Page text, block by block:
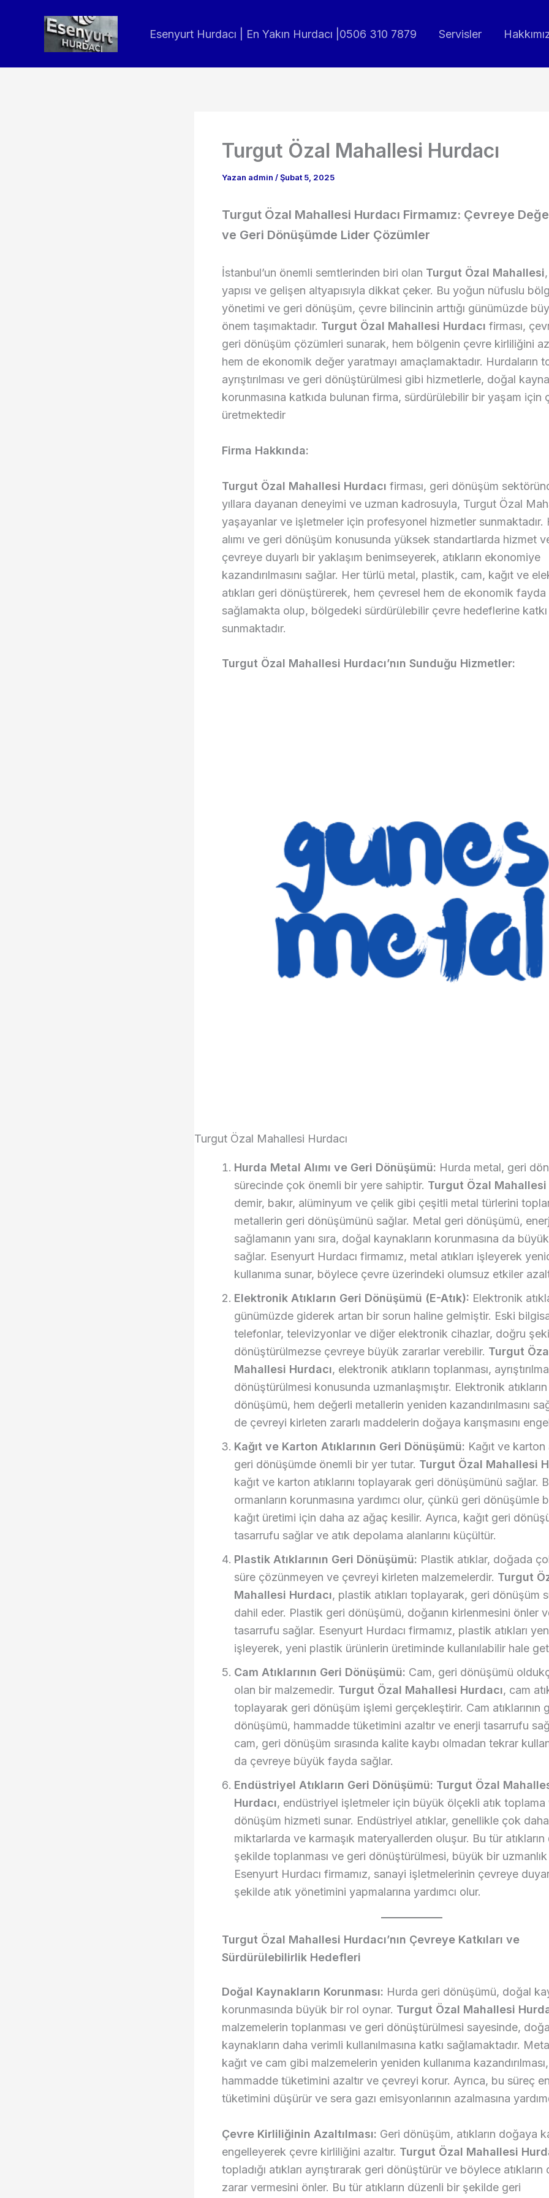
Esenyurt Hurdacı | En Yakın Hurdacı |0506 310 7879 Servisler
Turgut Özal Mahallesi Hurdacı
Yazan admin /Şubat 5, 2025
Turgut Özal Mahallesi Hurdacı Firmamız: Çevreye
ve Geri Dönüşümde Lider Çözümler
İstanbul’un önemli semtlerinden biri olan Turgut Özal Mahallesi
yapısı ve gelişen altyapısıyla dikkat çeker. Bu yoğun nüfuslu
yönetimi ve geri dönüşüm, çevre bilincinin arttığı günümüzde
önem taşımaktadır. Turgut Özal Mahallesi Hurdacı firması,
geri dönüşüm çözümleri sunarak, hem bölgenin çevre kirliliğini
hem de ekonomik değer yaratmayı amaçlamaktadır. Hurdaların
ayrıştırılması ve geri dönüştürülmesi gibi hizmetlerle, doğal
korunmasına katkıda bulunan firma, sürdürülebilir bir yaşam için
üretmektedir
Firma Hakkında:
Turgut Özal Mahallesi Hurdacı firması, geri dönüşüm
yıllara dayanan deneyimi ve uzman kadrosuyla, Turgut Özal
yaşayanlar ve işletmeler için profesyonel hizmetler sunmaktadır.
alımı ve geri dönüşüm konusunda yüksek standartlarda hizmet
çevreye duyarlı bir yaklaşım benimseyerek, atıkların ekonomiye
kazandırılmasını sağlar. Her türlü metal, plastik, cam, kağıt ve
atıkları geri dönüştürerek, hem çevresel hem de ekonomik fayda
sağlamakta olup, bölgedeki sürdürülebilir çevre hedeflerine katkı
sunmaktadır.
Turgut Özal Mahallesi Hurdacı’nın Sunduğu Hizmetler:
Turgut Özal Mahallesi Hurdacı
Hurda Metal Alımı ve Geri Dönüşümü: Hurda metal, geri
sürecinde çok önemli bir yere sahiptir. Turgut Özal Mahallesi
demir, bakır, alüminyum ve çelik gibi çeşitli metal türlerini
metallerin geri dönüşümünü sağlar. Metal geri dönüşümü,
sağlamanın yanı sıra, doğal kaynakların korunmasına da
sağlar. Esenyurt Hurdacı firmamız, metal atıkları işleyerek
kullanıma sunar, böylece çevre üzerindeki olumsuz etkiler
Elektronik Atıkların Geri Dönüşümü (E-Atık): Elektronik
günümüzde giderek artan bir sorun haline gelmiştir. Eski
telefonlar, televizyonlar ve diğer elektronik cihazlar, doğru
dönüştürülmezse çevreye büyük zararlar verebilir. Turgut
Mahallesi Hurdacı, elektronik atıkların toplanması,
dönüştürülmesi konusunda uzmanlaşmıştır. Elektronik
dönüşümü, hem değerli metallerin yeniden kazandırılmasını
de çevreyi kirleten zararlı maddelerin doğaya karışmasını
Kağıt ve Karton Atıklarının Geri Dönüşümü: Kağıt ve karton
geri dönüşümde önemli bir yer tutar. Turgut Özal Mahallesi
kağıt ve karton atıklarını toplayarak geri dönüşümünü sağlar.
ormanların korunmasına yardımcı olur, çünkü geri dönüşümle
kağıt üretimi için daha az ağaç kesilir. Ayrıca, kağıt geri
tasarrufu sağlar ve atık depolama alanlarını küçültür.
Plastik Atıklarının Geri Dönüşümü: Plastik atıklar, doğada
süre çözünmeyen ve çevreyi kirleten malzemelerdir. Turgut
Mahallesi Hurdacı, plastik atıkları toplayarak, geri dönüşüm
dahil eder. Plastik geri dönüşümü, doğanın kirlenmesini önler
tasarrufu sağlar. Esenyurt Hurdacı firmamız, plastik atıkları
işleyerek, yeni plastik ürünlerin üretiminde kullanılabilir hale
Cam Atıklarının Geri Dönüşümü: Cam, geri dönüşümü
olan bir malzemedir. Turgut Özal Mahallesi Hurdacı, cam
toplayarak geri dönüşüm işlemi gerçekleştirir. Cam atıklarının
dönüşümü, hammadde tüketimini azaltır ve enerji tasarrufu
cam, geri dönüşüm sırasında kalite kaybı olmadan tekrar
da çevreye büyük fayda sağlar.
Endüstriyel Atıkların Geri Dönüşümü: Turgut Özal
Hurdacı, endüstriyel işletmeler için büyük ölçekli atık toplama
dönüşüm hizmeti sunar. Endüstriyel atıklar, genellikle çok
miktarlarda ve karmaşık materyallerden oluşur. Bu tür atıkların
şekilde toplanması ve geri dönüştürülmesi, büyük bir
Esenyurt Hurdacı firmamız, sanayi işletmelerinin çevreye
şekilde atık yönetimini yapmalarına yardımcı olur.
Turgut Özal Mahallesi Hurdacı’nın Çevreye Katkıları ve
Sürdürülebilirlik Hedefleri
Doğal Kaynakların Korunması: Hurda geri dönüşümü, doğal
korunmasında büyük bir rol oynar. Turgut Özal Mahallesi
malzemelerin toplanması ve geri dönüştürülmesi sayesinde,
kaynakların daha verimli kullanılmasına katkı sağlamaktadır.
kağıt ve cam gibi malzemelerin yeniden kullanıma kazandırılması,
hammadde tüketimini azaltır ve çevreyi korur. Ayrıca, bu süreç
tüketimini düşürür ve sera gazı emisyonlarının azalmasına
Çevre Kirliliğinin Azaltılması: Geri dönüşüm, atıkların doğaya
engelleyerek çevre kirliliğini azaltır. Turgut Özal Mahallesi
topladığı atıkları ayrıştırarak geri dönüştürür ve böylece
zarar vermesini önler. Bu tür atıkların düzenli bir şekilde geri